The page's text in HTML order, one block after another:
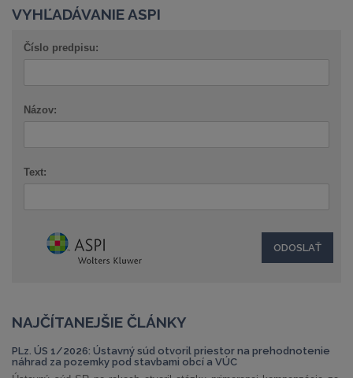
VYHĽADÁVANIE ASPI
Číslo predpisu:
Názov:
Text:
NAJČÍTANEJŠIE ČLÁNKY
PLz. ÚS 1/2026: Ústavný súd otvoril priestor na prehodnotenie
náhrad za pozemky pod stavbami obcí a VÚC